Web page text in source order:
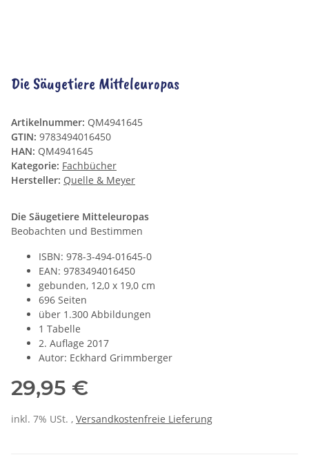
Die Säugetiere Mitteleuropas
Artikelnummer: QM4941645
GTIN: 9783494016450
HAN: QM4941645
Kategorie: Fachbücher
Hersteller: Quelle & Meyer
Die Säugetiere Mitteleuropas
Beobachten und Bestimmen
ISBN: 978-3-494-01645-0
EAN: 9783494016450
gebunden, 12,0 x 19,0 cm
696 Seiten
über 1.300 Abbildungen
1 Tabelle
2. Auflage 2017
Autor: Eckhard Grimmberger
29,95 €
inkl. 7% USt. , Versandkostenfreie Lieferung